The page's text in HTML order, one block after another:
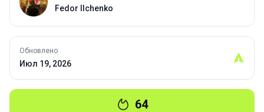
Fedor Ilchenko
Обновлено
Июл 19, 2026
64